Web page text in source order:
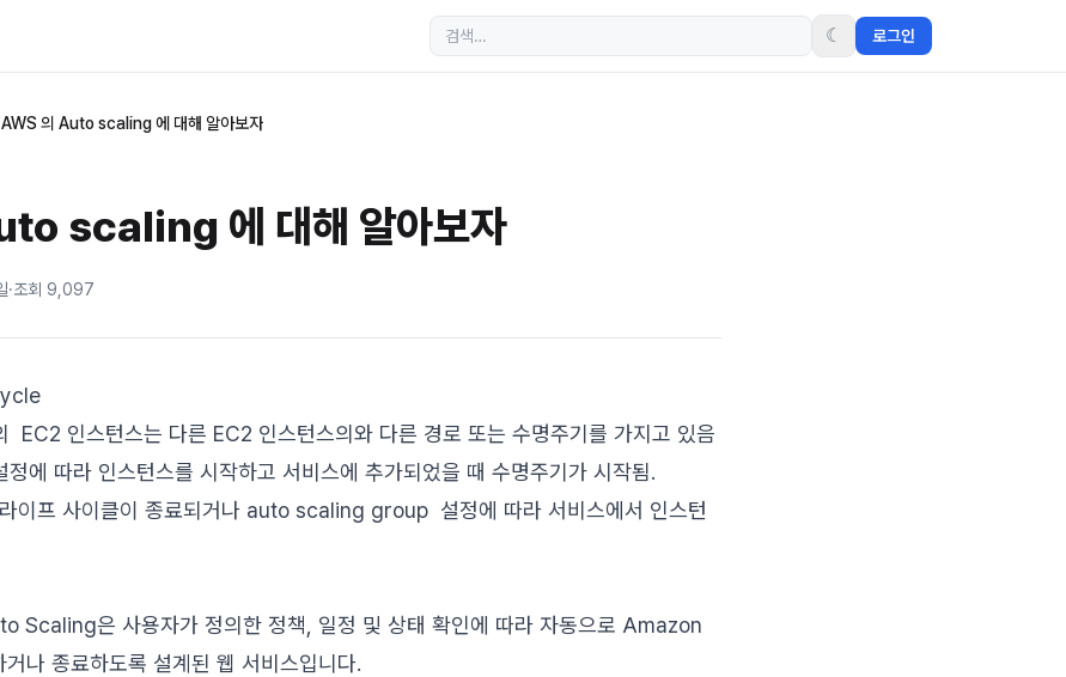
☾ 로그인
AWS 의 Auto scaling 에 대해 알아보자
scaling 에 대해 알아보자
·조회 9,097
인스턴스는 다른 EC2 인스턴스의와 다른 경로 또는 수명주기를 가지고 있음
에 따라 인스턴스를 시작하고 서비스에 추가되었을 때 수명주기가 시작됨.
이프 사이클이 종료되거나 auto scaling group 설정에 따라 서비스에서 인스턴
Scaling은 사용자가 정의한 정책, 일정 및 상태 확인에 따라 자동으로 Amazon
나 종료하도록 설계된 웹 서비스입니다.